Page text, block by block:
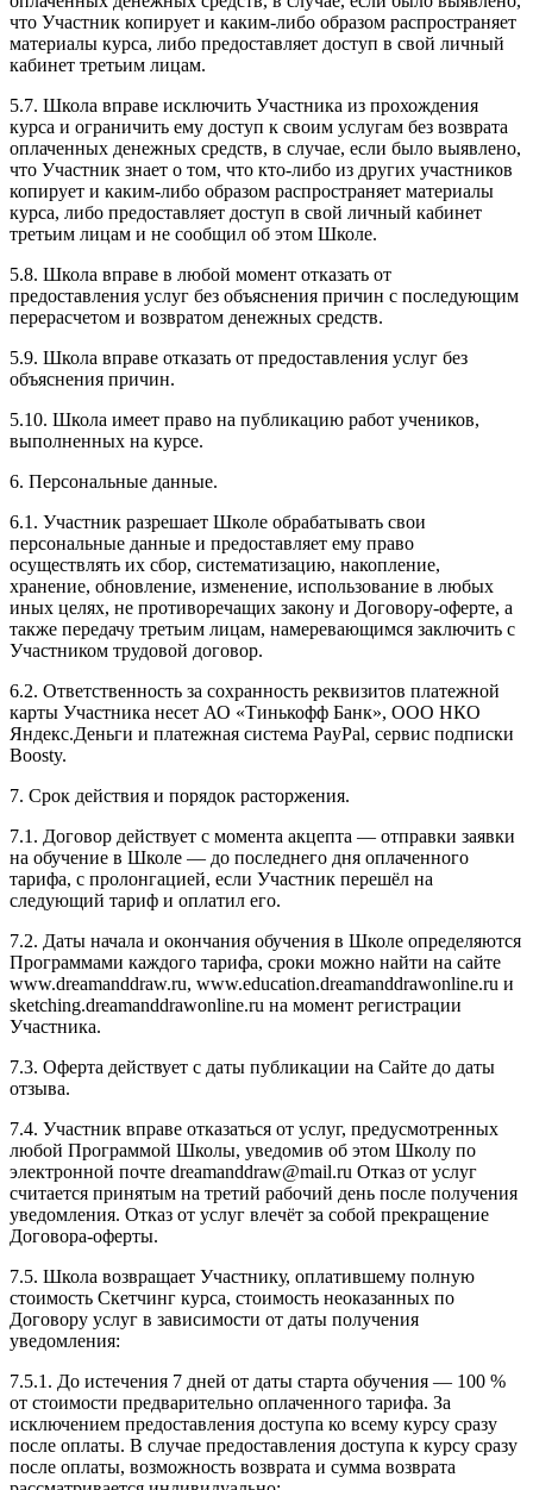
что Участник копирует и каким-либо образом распространяет
материалы курса, либо предоставляет доступ в свой личный
кабинет третьим лицам.
5.7. Школа вправе исключить Участника из прохождения
курса и ограничить ему доступ к своим услугам без возврата
оплаченных денежных средств, в случае, если было выявлено,
что Участник знает о том, что кто-либо из других участников
копирует и каким-либо образом распространяет материалы
курса, либо предоставляет доступ в свой личный кабинет
третьим лицам и не сообщил об этом Школе.
5.8. Школа вправе в любой момент отказать от
предоставления услуг без объяснения причин с последующим
перерасчетом и возвратом денежных средств.
5.9. Школа вправе отказать от предоставления услуг без
объяснения причин.
5.10. Школа имеет право на публикацию работ учеников,
выполненных на курсе.
6. Персональные данные.
6.1. Участник разрешает Школе обрабатывать свои
персональные данные и предоставляет ему право
осуществлять их сбор, систематизацию, накопление,
хранение, обновление, изменение, использование в любых
иных целях, не противоречащих закону и Договору-оферте, а
также передачу третьим лицам, намеревающимся заключить с
Участником трудовой договор.
6.2. Ответственность за сохранность реквизитов платежной
карты Участника несет АО «Тинькофф Банк», ООО НКО
Яндекс.Деньги и платежная система PayPal, сервис подписки
Boosty.
7. Срок действия и порядок расторжения.
7.1. Договор действует с момента акцепта — отправки заявки
на обучение в Школе — до последнего дня оплаченного
тарифа, с пролонгацией, если Участник перешёл на
следующий тариф и оплатил его.
7.2. Даты начала и окончания обучения в Школе определяются
Программами каждого тарифа, сроки можно найти на сайте
www.dreamanddraw.ru, www.education.dreamanddrawonline.ru и
sketching.dreamanddrawonline.ru на момент регистрации
Участника.
7.3. Оферта действует с даты публикации на Сайте до даты
отзыва.
7.4. Участник вправе отказаться от услуг, предусмотренных
любой Программой Школы, уведомив об этом Школу по
электронной почте dreamanddraw@mail.ru Отказ от услуг
считается принятым на третий рабочий день после получения
уведомления. Отказ от услуг влечёт за собой прекращение
Договора-оферты.
7.5. Школа возвращает Участнику, оплатившему полную
стоимость Скетчинг курса, стоимость неоказанных по
Договору услуг в зависимости от даты получения
уведомления:
7.5.1. До истечения 7 дней от даты старта обучения — 100 %
от стоимости предварительно оплаченного тарифа. За
исключением предоставления доступа ко всему курсу сразу
после оплаты. В случае предоставления доступа к курсу сразу
после оплаты, возможность возврата и сумма возврата